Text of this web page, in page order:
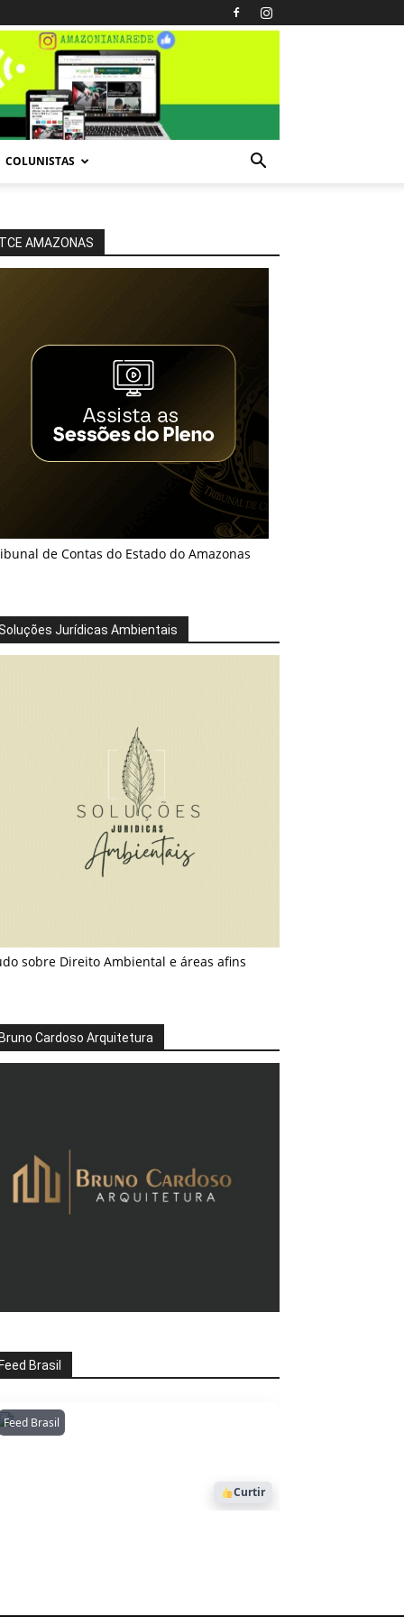
COLUNISTAS
AMAZONAS
de Contas do Estado do Amazonas
Jurídicas Ambientais
sobre Direito Ambiental e áreas afins
Cardoso Arquitetura
Brasil
Feed BrasilAmazonianarede
1053
Curtir